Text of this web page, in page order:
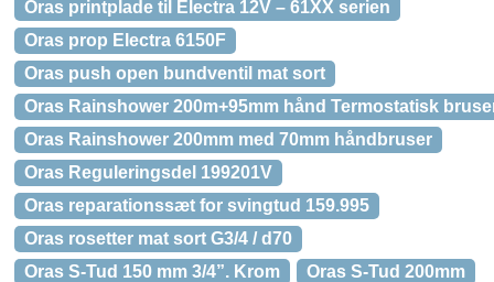
Oras printplade til Electra 12V – 61XX serien
Oras prop Electra 6150F
Oras push open bundventil mat sort
Oras Rainshower 200m+95mm hånd Termostatisk
Oras Rainshower 200mm med 70mm håndbruser
Oras Reguleringsdel 199201V
Oras reparationssæt for svingtud 159.995
Oras rosetter mat sort G3/4 / d70
Oras S-Tud 150 mm 3/4”. Krom
Oras S-Tud 200mm